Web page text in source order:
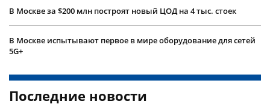
В Москве за $200 млн построят новый ЦОД на 4 тыс. стоек
В Москве испытывают первое в мире оборудование для сетей
5G+
Последние новости